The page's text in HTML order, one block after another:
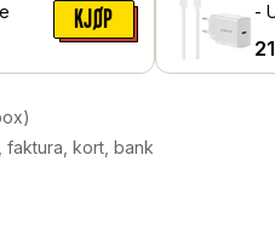
KJØP
-
faktura, kort, bank